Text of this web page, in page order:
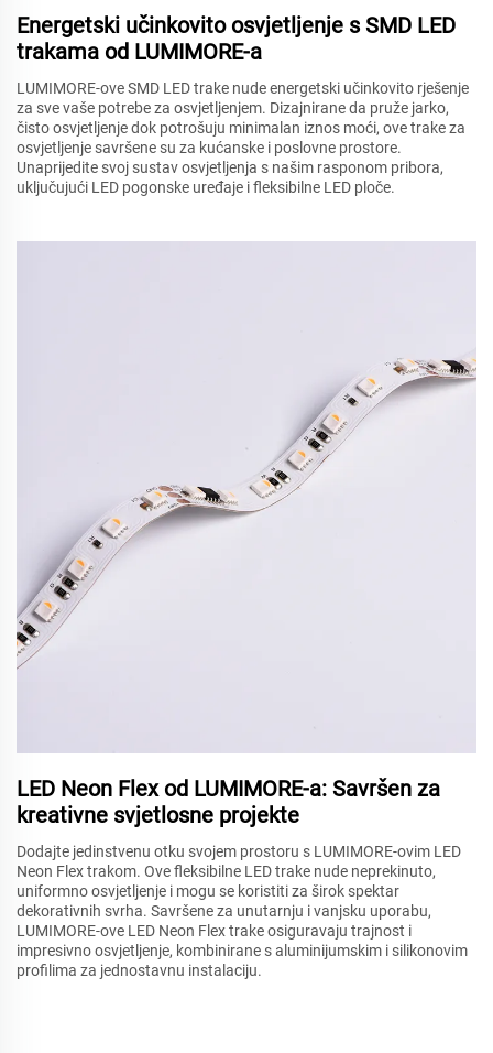
Energetski učinkovito osvjetljenje s SMD LED
trakama od LUMIMORE-a
LUMIMORE-ove SMD LED trake nude energetski učinkovito rješenje
za sve vaše potrebe za osvjetljenjem. Dizajnirane da pruže jarko,
čisto osvjetljenje dok potrošuju minimalan iznos moći, ove trake za
osvjetljenje savršene su za kućanske i poslovne prostore.
Unaprijedite svoj sustav osvjetljenja s našim rasponom pribora,
uključujući LED pogonske uređaje i fleksibilne LED ploče.
LED Neon Flex od LUMIMORE-a: Savršen za
kreativne svjetlosne projekte
Dodajte jedinstvenu otku svojem prostoru s LUMIMORE-ovim LED
Neon Flex trakom. Ove fleksibilne LED trake nude neprekinuto,
uniformno osvjetljenje i mogu se koristiti za širok spektar
dekorativnih svrha. Savršene za unutarnju i vanjsku uporabu,
LUMIMORE-ove LED Neon Flex trake osiguravaju trajnost i
impresivno osvjetljenje, kombinirane s aluminijumskim i silikonovim
profilima za jednostavnu instalaciju.